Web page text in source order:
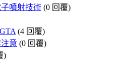
噴射技術 (0 回覆)
(4 回覆)
意 (0 回覆)
)